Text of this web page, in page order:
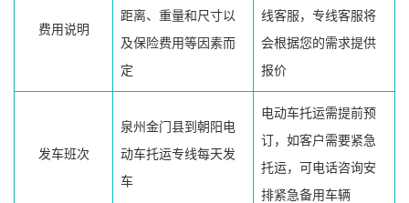
费用说明
距离、重量和尺寸以
及保险费用等因素而
定
线客服，专线客服将
会根据您的需求提供
报价
发车班次
泉州金门县到朝阳电
动车托运专线每天发
车
电动车托运需提前预
订，如客户需要紧急
托运，可电话咨询安
排紧急备用车辆